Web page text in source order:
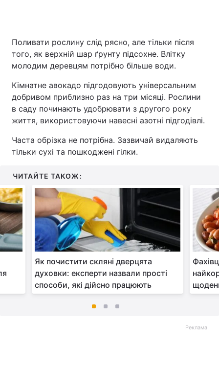
Поливати рослину слід рясно, але тільки після
того, як верхній шар ґрунту підсохне. Влітку
молодим деревцям потрібно більше води.
Кімнатне авокадо підгодовують універсальним
добривом приблизно раз на три місяці. Рослини
в саду починають удобрювати з другого року
життя, використовуючи навесні азотні підгодівлі.
Часта обрізка не потрібна. Зазвичай видаляють
тільки сухі та пошкоджені гілки.
ЧИТАЙТЕ ТАКОЖ:
Як почистити скляні дверцята
духовки: експерти назвали прості
способи, які дійсно працюють
Реклама